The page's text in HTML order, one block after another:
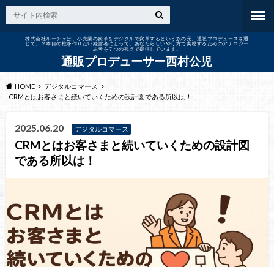
株式会社ルーチェは、小売業の変革をデジタルで変革するという旗の元、通販プロデュースを通
じて、２本目の柱を作りたい経営者にとって、あなたらしいやり方で実現するためのアナロジー
思考を７つの視点で提供しています。
通販プロデューサー西村公児
HOME
デジタルコマース
CRMとはお客さまと続いていくための設計図である所以は！
2025.06.20 デジタルコマース
CRMとはお客さまと続いていくための設計図
である所以は！